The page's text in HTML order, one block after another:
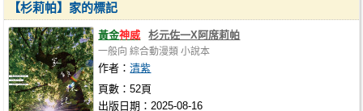
【杉莉帕】家的標記
黃金神威 杉元佐一X阿席莉帕
一般向 綜合動漫類 小說本
作者：清紫
頁數：52頁
出版日期：2025-08-16